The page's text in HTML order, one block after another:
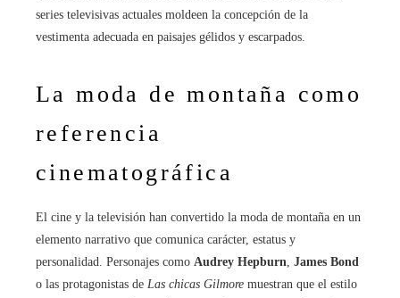
series televisivas actuales moldeen la concepción de la
vestimenta adecuada en paisajes gélidos y escarpados.
La moda de montaña como
referencia
cinematográfica
El cine y la televisión han convertido la moda de montaña en un
elemento narrativo que comunica carácter, estatus y
personalidad. Personajes como Audrey Hepburn James Bond
o las protagonistas de Las chicas Gilmore muestran que el estilo